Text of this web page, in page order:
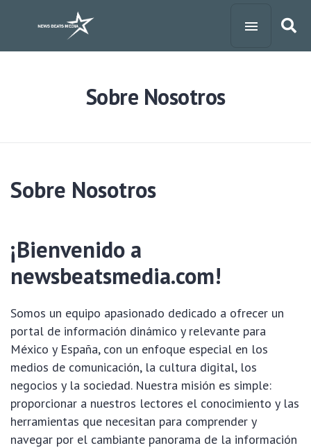
Sobre Nosotros
Sobre Nosotros
¡Bienvenido a
newsbeatsmedia.com!
Somos un equipo apasionado dedicado a ofrecer un
portal de información dinámico y relevante para
México y España, con un enfoque especial en los
medios de comunicación, la cultura digital, los
negocios y la sociedad. Nuestra misión es simple:
proporcionar a nuestros lectores el conocimiento y las
herramientas que necesitan para comprender y
navegar por el cambiante panorama de la información